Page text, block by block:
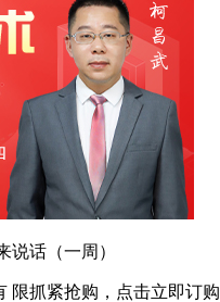
说话（一周）
限抓紧抢购，点击立即订购